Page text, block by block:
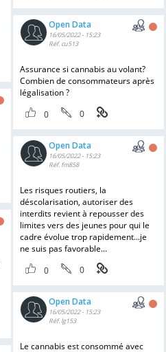
Open Data
16/05/2022 - 15:23
Réf. cu513
Assurance si cannabis au volant?
Combien de consommateurs après
légalisation ?
0
0
Open Data
16/05/2022 - 15:23
Réf. fm858
Les risques routiers, la
déscolarisation, autoriser des
interdits revient à repousser des
limites vers des jeunes pour qui le
cadre évolue trop rapidement...je
ne suis pas favorable...
0
0
Open Data
16/05/2022 - 15:23
Réf. lg153
Le cannabis est consommé avec